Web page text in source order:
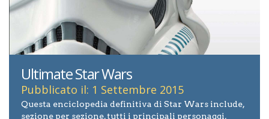
Ultimate Star Wars
Pubblicato il: 1 Settembre 2015
Questa enciclopedia definitiva di Star Wars include,
sezione per sezione, tutti i principali personaggi,